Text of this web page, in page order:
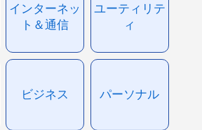
インターネッ
ト＆通信
ユーティリテ
ィ
ビジネス パーソナル